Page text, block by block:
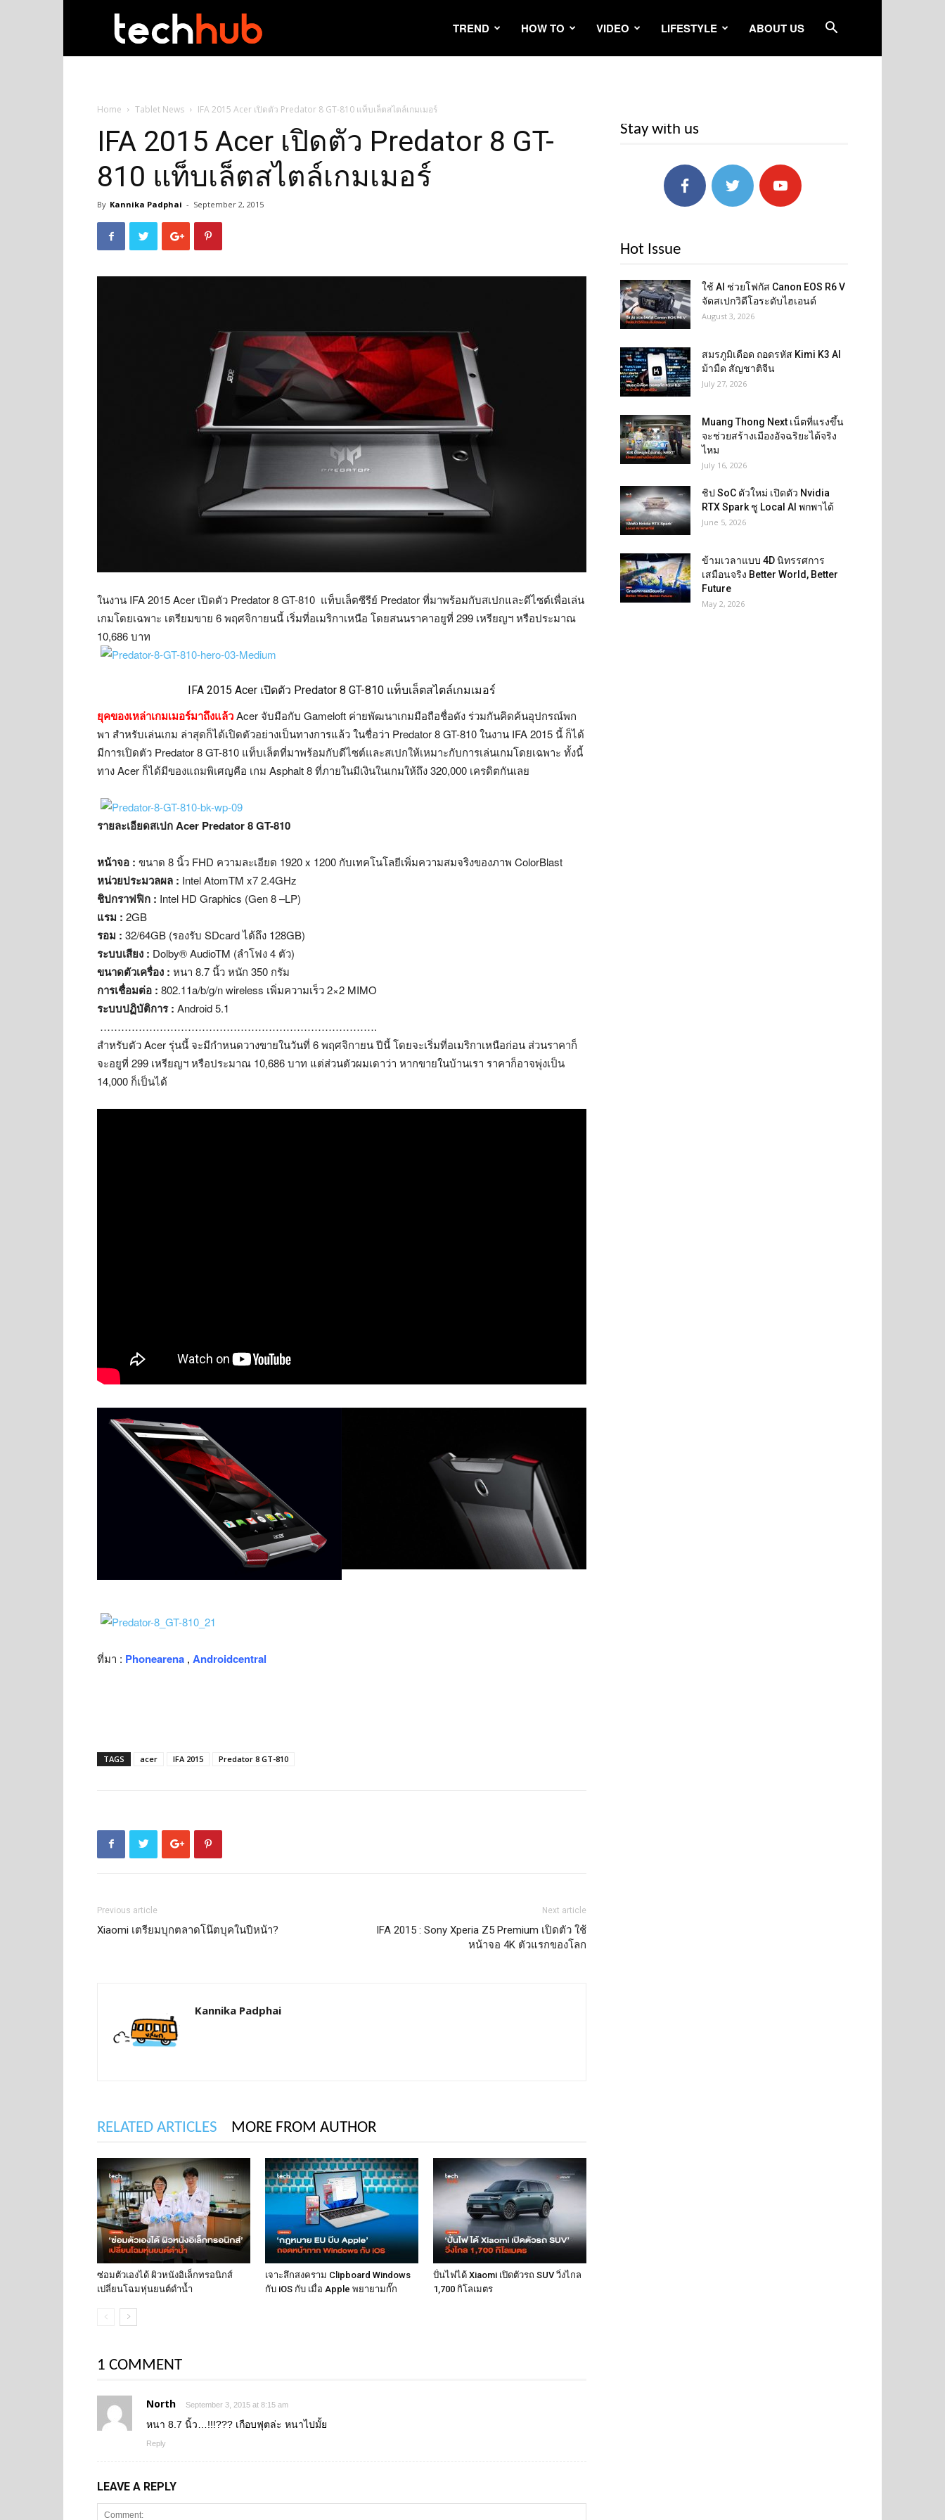
TREND HOW TO VIDEO LIFESTYLE ABOUT US
Home Tablet News IFA 2015 Acer เปิดตัว Predator 8 GT-810 แท็บเล็ตสไตล์เกมเมอร์
IFA 2015 Acer เปิดตัว Predator 8 GT-
810 แท็บเล็ตสไตล์เกมเมอร์
By Kannika Padphai - September 2, 2015
ในงาน IFA 2015 Acer เปิดตัว Predator 8 GT-810 แท็บเล็ตซีรีย์ Predator ที่มาพร้อมกับสเปกและดีไซต์เพื่อเล่น
เกมโดยเฉพาะ เตรียมขาย 6 พฤศจิกายนนี้ เริ่มที่อเมริกาเหนือ โดยสนนราคาอยูที่ 299 เหรียญฯ หรือประมาณ
10,686 บาท
IFA 2015 Acer เปิดตัว Predator 8 GT-810 แท็บเล็ตสไตล์เกมเมอร์
ยุคของเหล่าเกมเมอร์มาถึงแล้วAcer จับมือกับ Gameloft ค่ายพัฒนาเกมมือถือชื่อดัง ร่วมกันคิดค้นอุปกรณ์พก
พา สำหรับเล่นเกม ล่าสุดก็ได้เปิดตัวอย่างเป็นทางการแล้ว ในชื่อว่า Predator 8 GT-810 ในงาน IFA 2015 นี้ ก็ได้
มีการเปิดตัว Predator 8 GT-810 แท็บเล็ตที่มาพร้อมกับดีไซต์และสเปกให้เหมาะกับการเล่นเกมโดยเฉพาะ ทั้งนี้
ทาง Acer ก็ได้มีของแถมพิเศญคือ เกม Asphalt 8 ที่ภายในมีเงินในเกมให้ถึง 320,000 เครดิตกันเลย
รายละเอียดสเปก Acer Predator 8 GT-810
หน้าจอ : ขนาด 8 นิ้ว FHD ความละเอียด 1920 x 1200 กับเทคโนโลยีเพิ่มความสมจริงของภาพ ColorBlast
หน่วยประมวลผล : Intel AtomTM x7 2.4GHz
ชิปกราฟฟิก : Intel HD Graphics (Gen 8 –LP)
แรม : 2GB
รอม : 32/64GB (รองรับ SDcard ได้ถึง 128GB)
ระบบเสียง : Dolby® AudioTM (ลำโฟง 4 ตัว)
ขนาดตัวเครื่อง : หนา 8.7 นิ้ว หนัก 350 กรัม
การเชื่อมต่อ : 802.11a/b/g/n wireless เพิ่มความเร็ว 2×2 MIMO
ระบบปฏิบัติการ : Android 5.1
…………………………………………………………………….
สำหรับตัว Acer รุ่นนี้ จะมีกำหนดวางขายในวันที่ 6 พฤศจิกายน ปีนี้ โดยจะเริ่มที่อเมริกาเหนือก่อน ส่วนราคาก็
จะอยูที่ 299 เหรียญฯ หรือประมาณ 10,686 บาท แต่ส่วนตัวผมเดาว่า หากขายในบ้านเรา ราคาก็อาจพุ่งเป็น
14,000 ก็เป็นได้
ที่มา : Phonearena , Androidcentral
TAGS acer IFA 2015 Predator 8 GT-810
Previous article
Xiaomi เตรียมบุกตลาดโน๊ตบุคในปีหน้า?
Next article
IFA 2015 : Sony Xperia Z5 Premium เปิดตัว ใช้
หน้าจอ 4K ตัวแรกของโลก
Kannika Padphai
RELATED ARTICLES MORE FROM AUTHOR
ซ่อมตัวเองได้ ผิวหนังอิเล็กทรอนิกส์
เปลี่ยนโฉมหุ่นยนต์ดำน้ำ
เจาะลึกสงคราม Clipboard Windows
กับ iOS กับ เมื่อ Apple พยายามกั๊ก
ปั่นไฟได้ Xiaomi เปิดตัวรถ SUV วิ่งไกล
1,700 กิโลเมตร
1 COMMENT
North September 3, 2015 at 8:15 am
หนา 8.7 นิ้ว…!!!??? เกือบฟุตล่ะ หนาไปมั้ย
Reply
LEAVE A REPLY
Stay with us
Hot Issue
ใช้ AI ช่วยโฟกัส Canon EOS R6 V
จัดสเปกวิดีโอระดับไฮเอนด์
August 3, 2026
สมรภูมิเดือด ถอดรหัส Kimi K3 AI
ม้ามืด สัญชาติจีน
July 27, 2026
Muang Thong Next เน็ตที่แรงขึ้น
จะช่วยสร้างเมืองอัจฉริยะได้จริง
ไหม
July 16, 2026
ชิป SoC ตัวใหม่ เปิดตัว Nvidia
RTX Spark ชู Local AI พกพาได้
June 5, 2026
ข้ามเวลาแบบ 4D นิทรรศการ
เสมือนจริง Better World, Better
Future
May 2, 2026